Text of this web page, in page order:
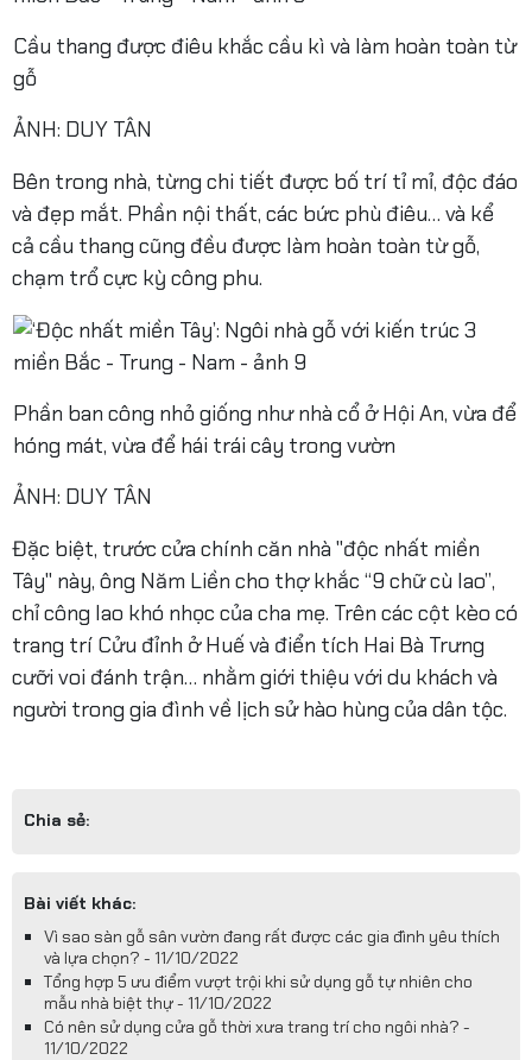
Cầu thang được điêu khắc cầu kì và làm hoàn toàn từ
gỗ
ẢNH: DUY TÂN
Bên trong nhà, từng chi tiết được bố trí tỉ mỉ, độc đáo
và đẹp mắt. Phần nội thất, các bức phù điêu… và kể
cả cầu thang cũng đều được làm hoàn toàn từ gỗ,
chạm trổ cực kỳ công phu.
Phần ban công nhỏ giống như nhà cổ ở Hội An, vừa để
hóng mát, vừa để hái trái cây trong vườn
ẢNH: DUY TÂN
Đặc biệt, trước cửa chính căn nhà "độc nhất miền
Tây" này, ông Năm Liền cho thợ khắc “9 chữ cù lao”,
chỉ công lao khó nhọc của cha mẹ. Trên các cột kèo có
trang trí Cửu đỉnh ở Huế và điển tích Hai Bà Trưng
cưỡi voi đánh trận… nhằm giới thiệu với du khách và
người trong gia đình về lịch sử hào hùng của dân tộc.
Chia sẻ:
Bài viết khác:
Vì sao sàn gỗ sân vườn đang rất được các gia đình yêu thích
và lựa chọn? - 11/10/2022
Tổng hợp 5 ưu điểm vượt trội khi sử dụng gỗ tự nhiên cho
mẫu nhà biệt thự - 11/10/2022
Có nên sử dụng cửa gỗ thời xưa trang trí cho ngôi nhà? -
11/10/2022